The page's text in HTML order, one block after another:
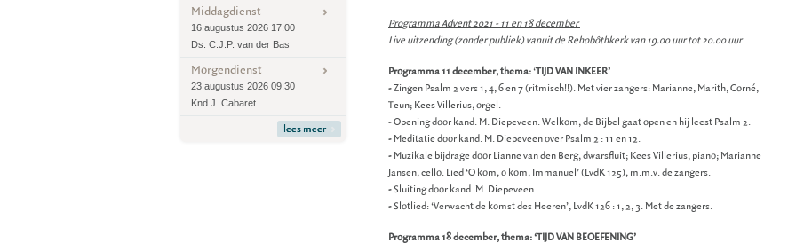
Programma Advent 2021 - 11 en 18 december
Live uitzending (zonder publiek) vanuit de Rehobôthkerk van 19.00 uur tot 20.00 uur
Programma 11 december, thema:‘TIJD VAN INKEER’
- Zingen Psalm 2 vers 1, 4, 6 en 7 (ritmisch!!). Met vier zangers: Marianne, Marith, Corné,
Teun; Kees Villerius, orgel.
- Opening door kand. M. Diepeveen. Welkom, de Bijbel gaat open en hij leest Psalm 2.
- Meditatie door kand. M. Diepeveen over Psalm 2 : 11 en 12.
- Muzikale bijdrage door Lianne van den Berg, dwarsfluit; Kees Villerius, piano; Marianne
Jansen, cello. Lied ‘O kom, o kom, Immanuel’ (LvdK 125), m.m.v. de zangers.
- Sluiting door kand. M. Diepeveen.
- Slotlied: ‘Verwacht de komst des Heeren’, LvdK 126 : 1, 2, 3. Met de zangers.
Programma 18 december, thema: ‘TIJD VAN BEOEFENING’
Middagdienst
16 augustus 2026 17:00
Ds. C.J.P. van der Bas
Morgendienst
23 augustus 2026 09:30
Knd J. Cabaret
lees meer